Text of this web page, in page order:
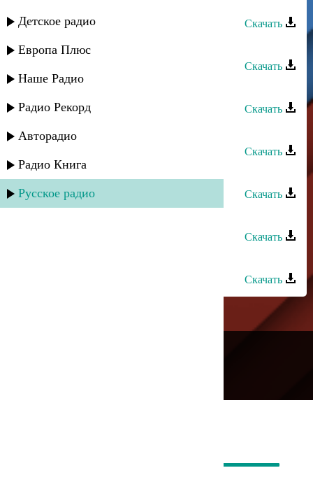
Детское радио
Европа Плюс
Наше Радио
Радио Рекорд
Авторадио
Радио Книга
Русское радио
Скачать
Рашид Магомедов - Две звезды
Скачать
Зубаир Гелдаев - Track 2
Скачать
Скачать
Зубаир Гелдаев - Track 4
Скачать
Скачать
Скачать